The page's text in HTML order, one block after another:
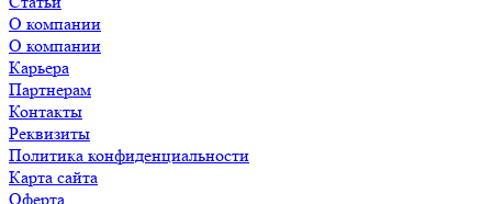
О компании
О компании
Карьера
Партнерам
Контакты
Реквизиты
Политика конфиденциальности
Карта сайта
Оферта